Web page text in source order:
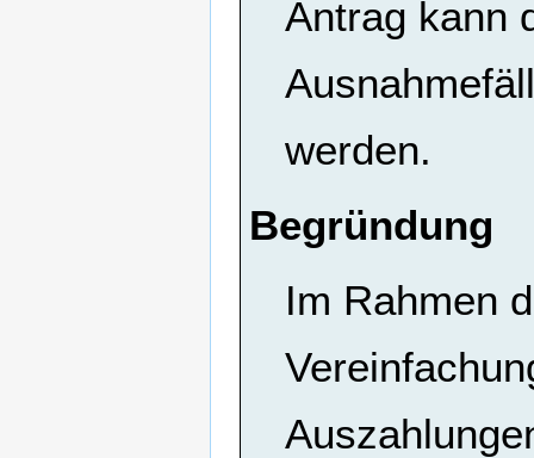
Antrag kann
werden.
Begründung
Im Rahmen